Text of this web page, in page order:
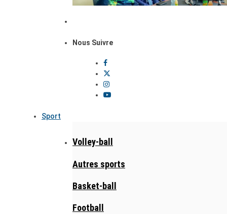
Nous Suivre
Sport
Volley-ball
Autres sports
Basket-ball
Football